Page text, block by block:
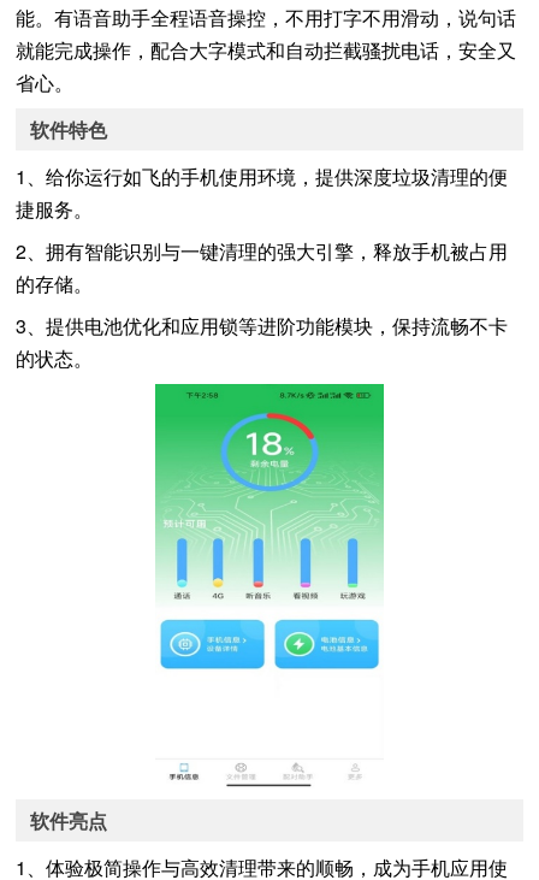
能。有语音助手全程语音操控，不用打字不用滑动，说句话
就能完成操作，配合大字模式和自动拦截骚扰电话，安全又
省心。
软件特色
1、给你运行如飞的手机使用环境，提供深度垃圾清理的便
捷服务。
2、拥有智能识别与一键清理的强大引擎，释放手机被占用
的存储。
3、提供电池优化和应用锁等进阶功能模块，保持流畅不卡
的状态。
软件亮点
1、体验极简操作与高效清理带来的顺畅，成为手机应用使